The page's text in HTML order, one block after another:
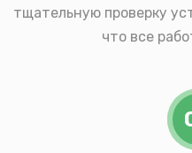
тщательную проверку
что все